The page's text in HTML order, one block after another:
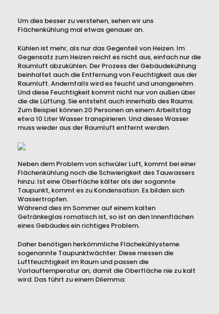
Um dies besser zu verstehen, sehen wir uns
Flächenkühlung mal etwas genauer an.
Kühlen ist mehr, als nur das Gegenteil von Heizen. Im
Gegensatz zum Heizen reicht es nicht aus, einfach nur die
Raumluft abzukühlen. Der Prozess der Gebäudekühlung
beinhaltet auch die Entfernung von Feuchtigkeit aus der
Raumluft. Andernfalls wird es feucht und unangenehm.
Und diese Feuchtigkeit kommt nicht nur von außen über
die die Lüftung. Sie entsteht auch innerhalb des Raums.
Zum Beispiel können 20 Personen an einem Arbeitstag
etwa 10 Liter Wasser transpirieren. Und dieses Wasser
muss wieder aus der Raumluft entfernt werden.
Neben dem Problem von schwüler Luft, kommt bei einer
Flächenkühlung noch die Schwierigkeit des Tauwassers
hinzu: Ist eine Oberfläche kälter als der sogannte
Taupunkt, kommt es zu Kondensation. Es bilden sich
Wassertropfen.
Während dies im Sommer auf einem kalten
Getränkeglas romatisch ist, so ist an den Innenflächen
eines Gebäudes ein richtiges Problem.
Daher benötigen herkömmliche Flächekühlysteme
sogenannte Taupunktwächter. Diese messen die
Luftfeuchtigkeit im Raum und passen die
Vorlauftemperatur an, damit die Oberfläche nie zu kalt
wird. Das führt zu einem Dilemma: